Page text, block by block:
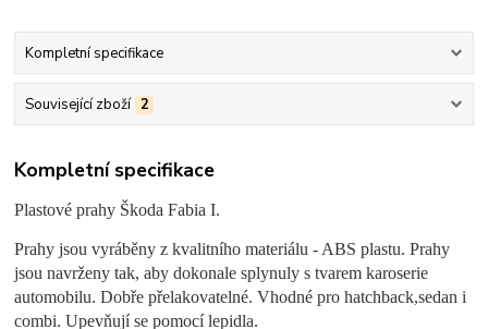
Kompletní specifikace
Související zboží 2
Kompletní specifikace
Plastové prahy Škoda Fabia I.
Prahy jsou vyráběny z kvalitního materiálu - ABS plastu. Prahy
jsou navrženy tak, aby dokonale splynuly s tvarem karoserie
automobilu. Dobře přelakovatelné. Vhodné pro hatchback,sedan i
combi. Upevňují se pomocí lepidla.